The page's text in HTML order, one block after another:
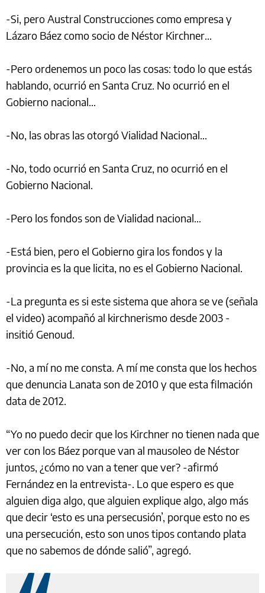
-Si, pero Austral Construcciones como empresa y
Lázaro Báez como socio de Néstor Kirchner…
-Pero ordenemos un poco las cosas: todo lo que estás
hablando, ocurrió en Santa Cruz. No ocurrió en el
Gobierno nacional…
-No, las obras las otorgó Vialidad Nacional…
-No, todo ocurrió en Santa Cruz, no ocurrió en el
Gobierno Nacional.
-Pero los fondos son de Vialidad nacional…
-Está bien, pero el Gobierno gira los fondos y la
provincia es la que licita, no es el Gobierno Nacional.
-La pregunta es si este sistema que ahora se ve (señala
el video) acompañó al kirchnerismo desde 2003 -
insitió Genoud.
-No, a mí no me consta. A mí me consta que los hechos
que denuncia Lanata son de 2010 y que esta filmación
data de 2012.
“Yo no puedo decir que los Kirchner no tienen nada que
ver con los Báez porque van al mausoleo de Néstor
juntos, ¿cómo no van a tener que ver? -afirmó
Fernández en la entrevista-. Lo que espero es que
alguien diga algo, que alguien explique algo, algo más
que decir ‘esto es una persecusión’, porque esto no es
una persecución, esto son unos tipos contando plata
que no sabemos de dónde salió”, agregó.